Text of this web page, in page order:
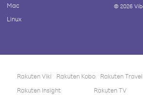
Mac
Linux
© 2026
Rakuten Viki Rakuten Kobo Rakuten Travel
Rakuten Insight
Rakuten TV